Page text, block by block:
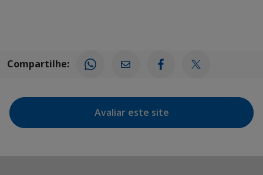
Compartilhe:
Avaliar este site